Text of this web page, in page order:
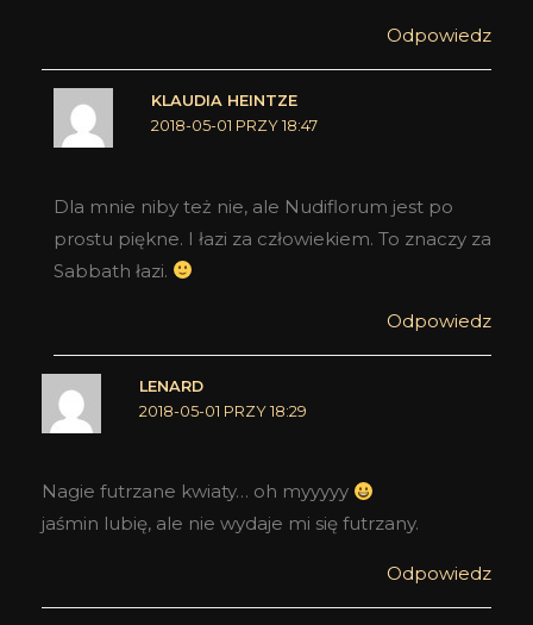
Odpowiedz
KLAUDIA HEINTZE
2018-05-01 PRZY 18:47
Dla mnie niby też nie, ale Nudiflorum jest po
prostu piękne. I łazi za człowiekiem. To znaczy za
Sabbath łazi.
Odpowiedz
LENARD
2018-05-01 PRZY 18:29
Nagie futrzane kwiaty… oh myyyyy
jaśmin lubię, ale nie wydaje mi się futrzany.
Odpowiedz